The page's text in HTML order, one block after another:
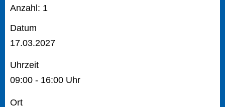
Anzahl: 1
Datum
17.03.2027
Uhrzeit
09:00 - 16:00 Uhr
Ort